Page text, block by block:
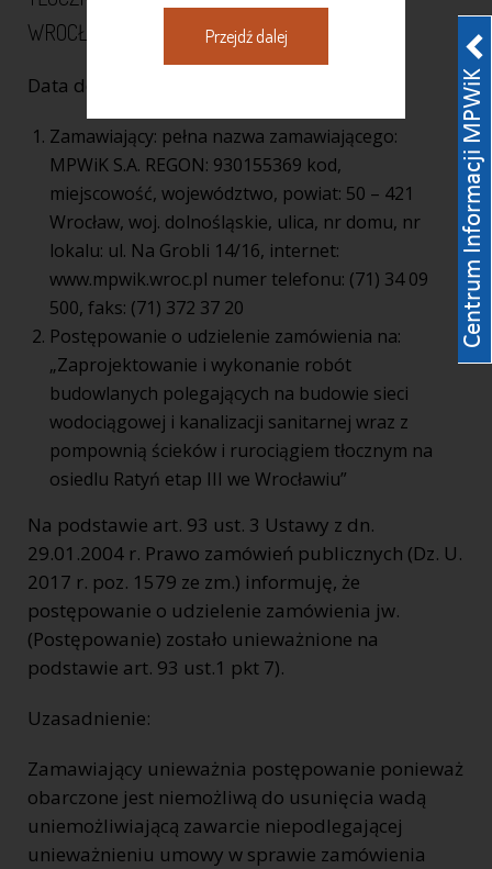
WROCŁAWIU
Data dodania: 27-11-2018
Zamawiający: pełna nazwa zamawiającego:
MPWiK S.A. REGON: 930155369 kod,
miejscowość, województwo, powiat: 50 – 421
Wrocław, woj. dolnośląskie, ulica, nr domu, nr
lokalu: ul. Na Grobli 14/16, internet:
www.mpwik.wroc.pl numer telefonu: (71) 34 09
500, faks: (71) 372 37 20
Postępowanie o udzielenie zamówienia na:
„Zaprojektowanie i wykonanie robót
budowlanych polegających na budowie sieci
wodociągowej i kanalizacji sanitarnej wraz z
pompownią ścieków i rurociągiem tłocznym na
osiedlu Ratyń etap III we Wrocławiu”
Na podstawie art. 93 ust. 3 Ustawy z dn.
29.01.2004 r. Prawo zamówień publicznych (Dz. U.
2017 r. poz. 1579 ze zm.) informuję, że
postępowanie o udzielenie zamówienia jw.
(Postępowanie) zostało unieważnione na
podstawie art. 93 ust.1 pkt 7).
Uzasadnienie:
Zamawiający unieważnia postępowanie ponieważ
obarczone jest niemożliwą do usunięcia wadą
uniemożliwiającą zawarcie niepodlegającej
unieważnieniu umowy w sprawie zamówienia
Przejdź dalej